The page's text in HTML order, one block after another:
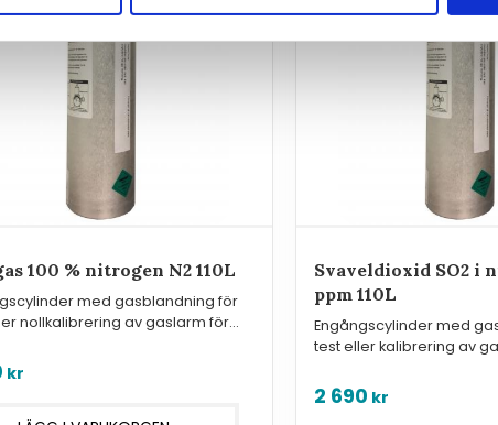
100 % nitrogen N2 110L
med gasblandning för
nollkalibrering av gaslarm för
kr
Svaveldioxid SO2 i
ppm 110L
Engångscylinder med
test eller kalibrering av
2 690 kr